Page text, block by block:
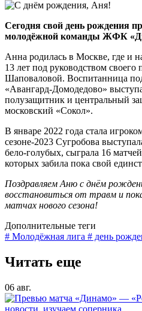
Сегодня свой день рождения
молодёжной команды ЖФК
Анна родилась в Москве, где и
13 лет под руководством
Шаповаловой. Воспитанница
«Авангард-Домодедово»
полузащитник и центральный
московский «Сокол».
В январе 2022 года стала
сезоне-2023 Сугробова
бело-голубых, сыграла 16
которых забила пока свой
Поздравляем Аню с днём
восстановиться от травм и
матчах нового сезона!
Дополнительные теги
# Молодёжная лига # день
Читать еще
06 авг.